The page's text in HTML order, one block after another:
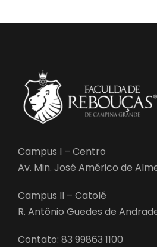
Campus I – Centro
Av. Min. José Américo de
Campus II – Catolé
R. Antônio Guedes de
Contato: 83 99863 1100